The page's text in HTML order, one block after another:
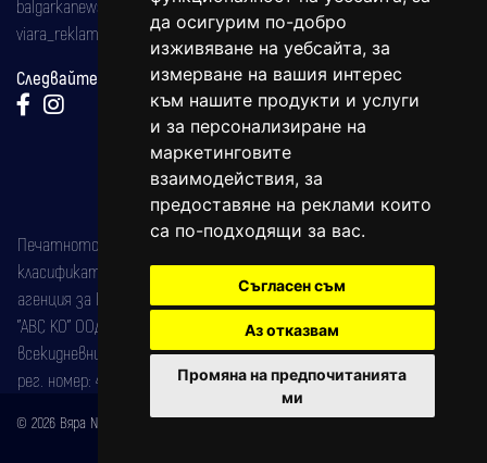
да осигурим по-добро
изживяване на уебсайта, за
измерване на вашия интерес
към нашите продукти и услуги
и за персонализиране на
маркетинговите
взаимодействия, за
предоставяне на реклами които
са по-подходящи за вас.
Съгласен съм
Аз отказвам
Промяна на предпочитанията
ми
balgarkanews@gmail.com
viara_reklama@mail.bg
Следвайте ни:
Печатното издание на вестника е регистрирано в националния
класификатор на печатните издания (Българска национална
агенция за ISSN) под номер: ISSN 1312-4722.
"АВС КО" ООД е притежател на марката: Вяра информационен
всекидневник на югозападна България, със свидетелство за марка
рег. номер: 47857/11.05.2004 година.
© 2026 Вяра News Всички права запазени!